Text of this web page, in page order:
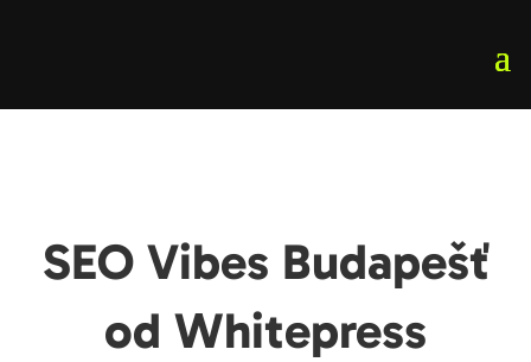
SEO Vibes Budapešť
od Whitepress